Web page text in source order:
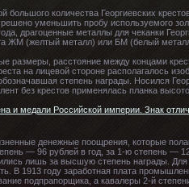
большого количества Георгиевских
уменьшить пробу используемого
драгоценные металлы для чеканки
ЖМ (желтый металл) или БМ (белый
размеры, расстояние между концами
на лицевой стороне располагалось
степень награды. Носился
без крестов применялась планка
денежные поощрения, которые
— 96 рублей в год, за 1-ю степень —
лишь за высшую степень награды.
В 1913 году заработная плата
подпрапорщика, а кавалеры 2-й